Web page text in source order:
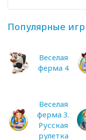
Популярные
Веселая
ферма 4
Веселая
ферма 3.
Русская
рулетка